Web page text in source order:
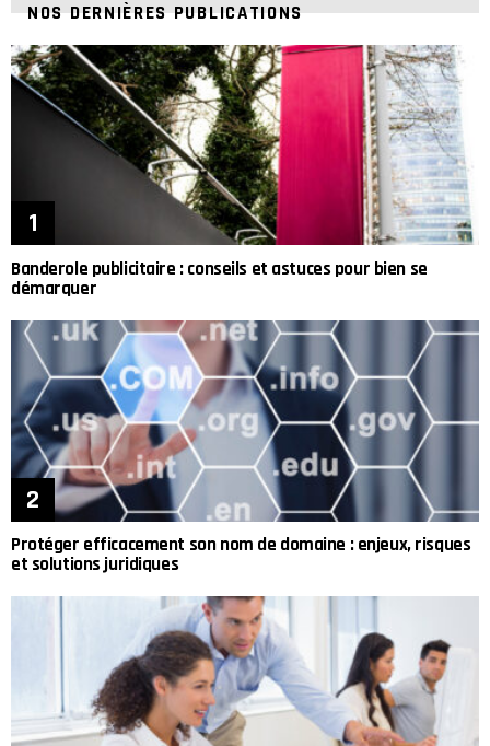
NOS DERNIÈRES PUBLICATIONS
Banderole publicitaire : conseils et astuces pour bien se
démarquer
Protéger efficacement son nom de domaine : enjeux, risques
et solutions juridiques